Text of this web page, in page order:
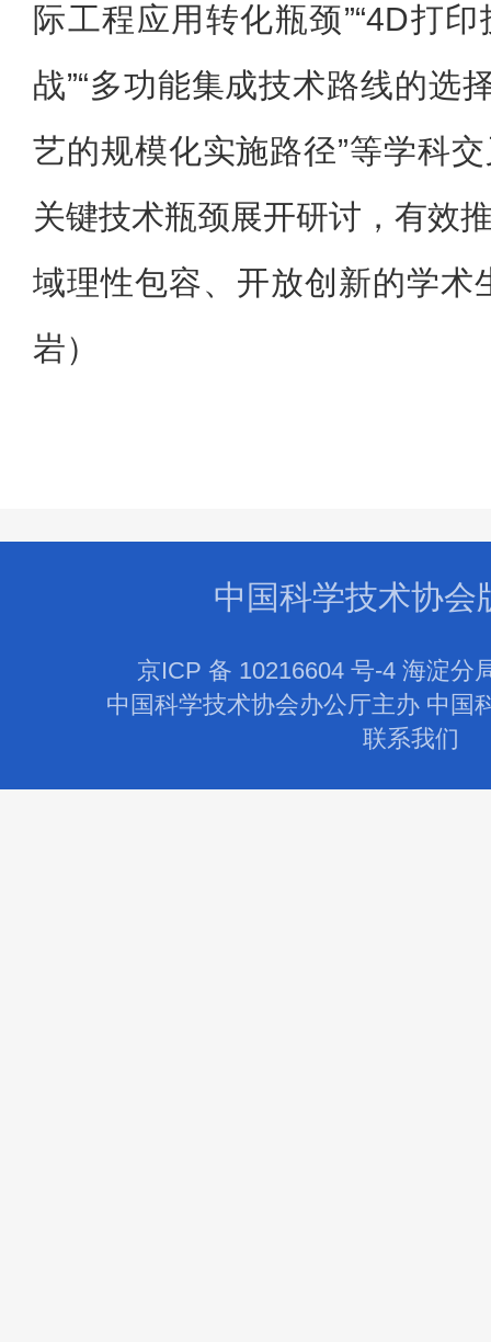
际工程应用转化瓶颈”“4D打
战”“多功能集成技术路线的选
艺的规模化实施路径”等学科
关键技术瓶颈展开研讨，有效
域理性包容、开放创新的学术
岩）
中国科学技术协会
京ICP 备 10216604 号-4 海淀分
中国科学技术协会办公厅主办 中国
联系我们